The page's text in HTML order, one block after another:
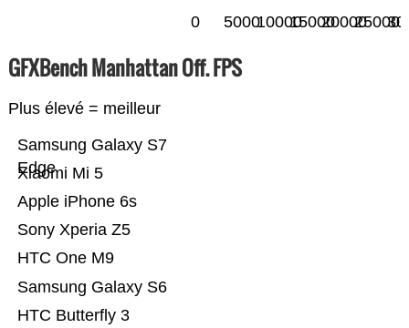
0 500010000150002000025000
GFXBench Manhattan Off. FPS
Plus élevé = meilleur
HTC Butterfly 3
Samsung Galaxy S6
HTC One M9
Sony Xperia Z5
Apple iPhone 6s
Xiaomi Mi 5
Samsung Galaxy S7
Edge